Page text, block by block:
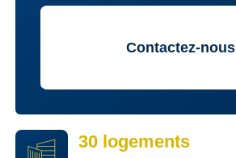
Contactez-nous
30 logements